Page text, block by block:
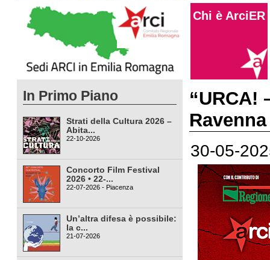
In Primo Piano
Strati della Cultura 2026 –
Abita...
22-10-2026
Concorto Film Festival
2026 • 22-...
22-07-2026 - Piacenza
Un’altra difesa è possibile:
la c...
21-07-2026
Chi è ArciER
“URCA!
Ravenna
30-05-